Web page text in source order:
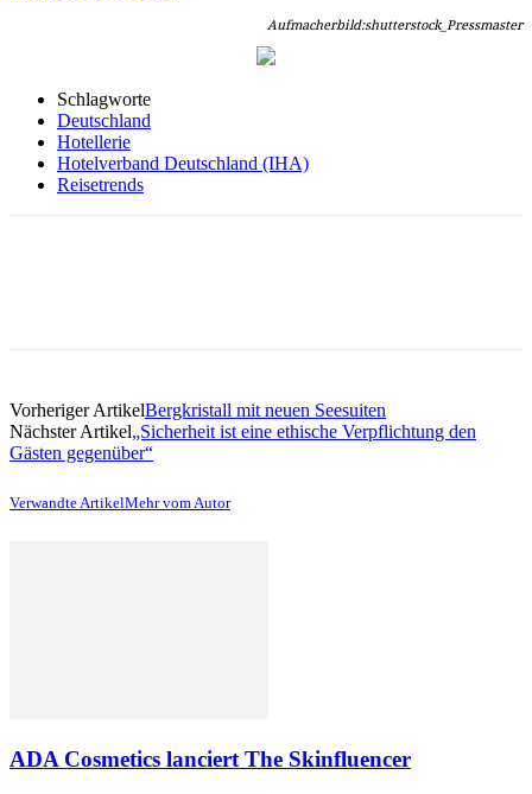
Aufmacherbild:shutterstock_Pressmaster
Schlagworte
Deutschland
Hotellerie
Hotelverband Deutschland (IHA)
Reisetrends
Vorheriger ArtikelBergkristall mit neuen Seesuiten
Nächster Artikel„Sicherheit ist eine ethische Verpflichtung den
Gästen gegenüber“
Verwandte ArtikelMehr vom Autor
ADA Cosmetics lanciert The Skinfluencer